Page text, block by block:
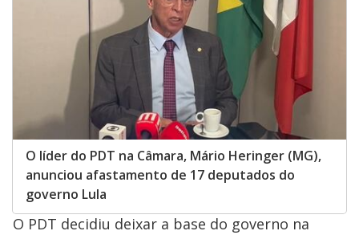
O líder do PDT na Câmara, Mário Heringer (MG),
anunciou afastamento de 17 deputados do
governo Lula
O PDT decidiu deixar a base do governo na